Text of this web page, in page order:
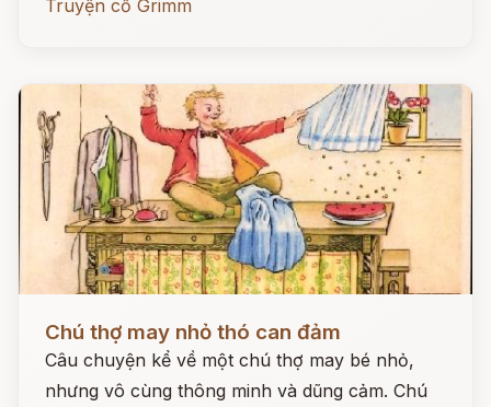
Truyện cổ Grimm
Chú thợ may nhỏ thó can đảm
Câu chuyện kể về một chú thợ may bé nhỏ,
nhưng vô cùng thông minh và dũng cảm. Chú